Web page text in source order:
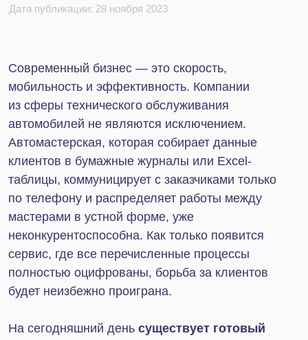
автомобилей не являются исключением.
по телефону и распределяет работы между
мастерами в устной форме, уже
неконкурентоспособна. Как только появится
сервис, где все перечисленные процессы
полностью оцифрованы, борьба за клиентов
будет неизбежно проиграна.
На сегодняшний деньсуществует готовый
который позволит вашей компании
соответствовать всем современным критериям
успешного бизнеса, — Битрикс24. Вся
информация о клиентах, автомобилях, заказах
будет храниться в индивидуальных карточках,
график и загруженность мастеров будет собран
в интерактивном календаре, а уведомления
о ходе работ будут рассылаться заказчикам
автоматически.